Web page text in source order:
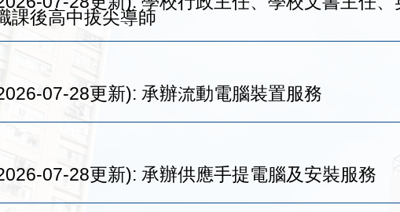
課後高中拔尖導師
07-28更新): 承辦流動電腦裝置服務
07-28更新): 承辦供應手提電腦及安裝服務